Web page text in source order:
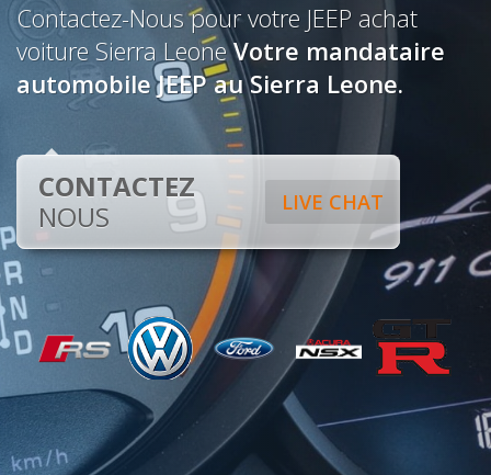
Contactez-Nous pour votre JEEP achat
voiture Sierra LeoneVotre mandataire
automobile JEEP au Sierra Leone.
LIVE CHAT
CONTACTEZ
NOUS